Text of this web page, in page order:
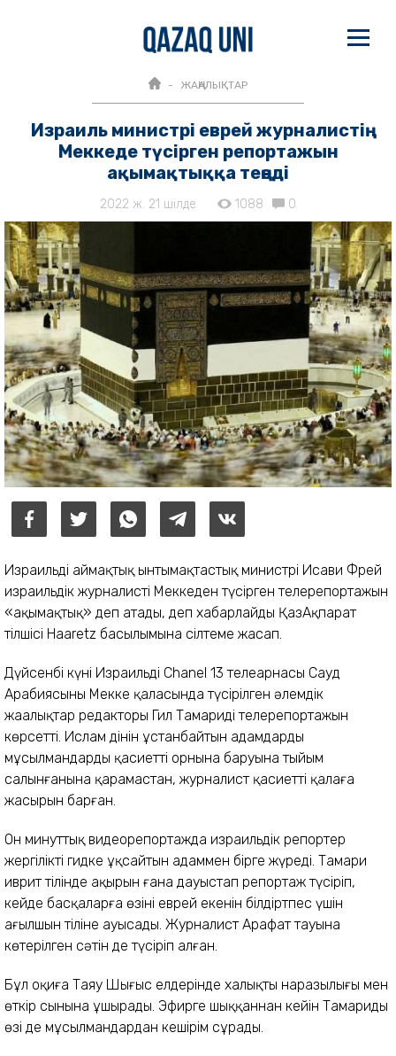
ЖАҢАЛЫҚТАР
Израиль министрі еврей журналистің
Меккеде түсірген репортажын
ақымақтыққа теңеді
2022 ж. 21 шілде 1088 0
Израильдің аймақтық ынтымақтастық министрі Исави Фрей
израильдік журналистің Меккеден түсірген телерепортажын
«ақымақтық» деп атады, деп хабарлайды ҚазАқпарат
тілшісі Haaretz басылымына сілтеме жасап.
Дүйсенбі күні Израильдің Chanel 13 телеарнасы Сауд
Арабиясының Мекке қаласында түсірілген әлемдік
жаңалықтар редакторы Гил Тамаридің телерепортажын
көрсетті. Ислам дінін ұстанбайтын адамдардың
мұсылмандардың қасиетті орнына баруына тыйым
салынғанына қарамастан, журналист қасиетті қалаға
жасырын барған.
Он минуттық видеорепортажда израильдік репортер
жергілікті гидке ұқсайтын адаммен бірге жүреді. Тамари
иврит тілінде ақырын ғана дауыстап репортаж түсіріп,
кейде басқаларға өзінің еврей екенін білдіртпес үшін
ағылшын тіліне ауысады. Журналист Арафат тауына
көтерілген сәтін де түсіріп алған.
Бұл оқиға Таяу Шығыс елдерінде халықтың наразылығы мен
өткір сынына ұшырады. Эфирге шыққаннан кейін Тамаридың
өзі де мұсылмандардан кешірім сұрады.